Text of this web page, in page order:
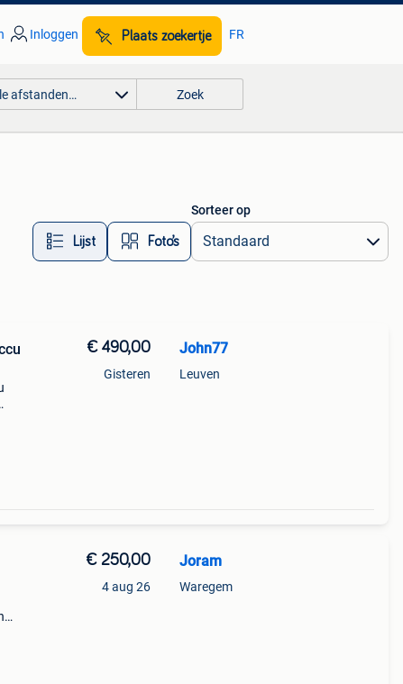
Inloggen Plaats zoekertje FR
afstanden… Zoek
Lijst Foto’s
Sorteer op
€ 490,00
Gisteren
John77
Leuven
€ 250,00
4 aug 26
Joram
Waregem